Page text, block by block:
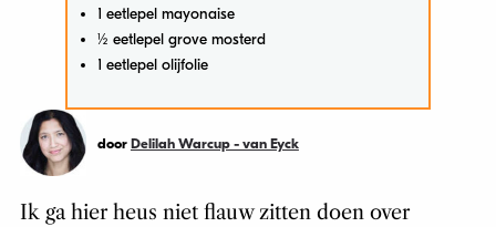
1 eetlepel mayonaise
½ eetlepel grove mosterd
1 eetlepel olijfolie
door Delilah Warcup - van Eyck
Ik ga hier heus niet flauw zitten doen over